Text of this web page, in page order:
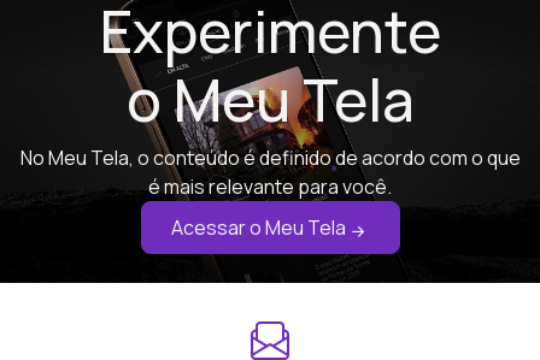
Experimente
o Meu Tela
No Meu Tela, o conteúdo é definido de acordo com o que
é mais relevante para você.
Acessar o Meu Tela